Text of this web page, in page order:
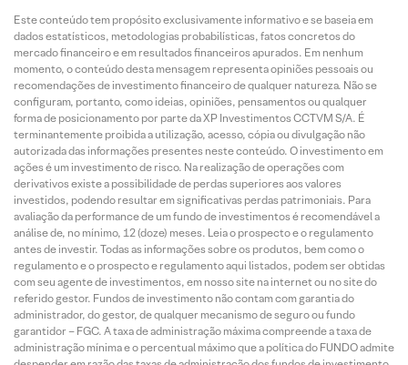
Este conteúdo tem propósito exclusivamente informativo e se baseia em
dados estatísticos, metodologias probabilísticas, fatos concretos do
mercado financeiro e em resultados financeiros apurados. Em nenhum
momento, o conteúdo desta mensagem representa opiniões pessoais ou
recomendações de investimento financeiro de qualquer natureza. Não se
configuram, portanto, como ideias, opiniões, pensamentos ou qualquer
forma de posicionamento por parte da XP Investimentos CCTVM S/A. É
terminantemente proibida a utilização, acesso, cópia ou divulgação não
autorizada das informações presentes neste conteúdo. O investimento em
ações é um investimento de risco. Na realização de operações com
derivativos existe a possibilidade de perdas superiores aos valores
investidos, podendo resultar em significativas perdas patrimoniais. Para
avaliação da performance de um fundo de investimentos é recomendável a
análise de, no mínimo, 12 (doze) meses. Leia o prospecto e o regulamento
antes de investir. Todas as informações sobre os produtos, bem como o
regulamento e o prospecto e regulamento aqui listados, podem ser obtidas
com seu agente de investimentos, em nosso site na internet ou no site do
referido gestor. Fundos de investimento não contam com garantia do
administrador, do gestor, de qualquer mecanismo de seguro ou fundo
garantidor – FGC. A taxa de administração máxima compreende a taxa de
administração mínima e o percentual máximo que a política do FUNDO admite